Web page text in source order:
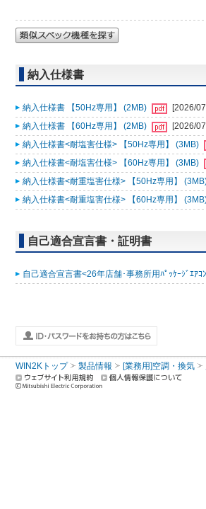
納入仕様書
納入仕様書 【50Hz専用】 (2MB)
[2026/
納入仕様書 【60Hz専用】 (2MB)
[2026/
納入仕様書<耐塩害仕様> 【50Hz専用】 (3MB)
納入仕様書<耐塩害仕様> 【60Hz専用】 (3MB)
納入仕様書<耐重塩害仕様> 【50Hz専用】
納入仕様書<耐重塩害仕様> 【60Hz専用】
自己適合宣言書・証明書
自己適合宣言書<26年店舗･事務所用ﾊﾟｯｹｰｼﾞｴｱｺ
WIN2Kトップ 製品情報 [業務用]空調・換気